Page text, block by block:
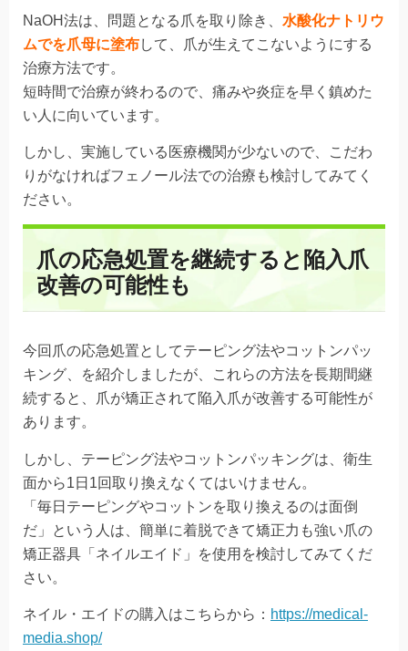
NaOH法は、問題となる爪を取り除き、 水酸化ナトリウ
ムでを爪母に塗布して、爪が生えてこないようにする
治療方法です。
短時間で治療が終わるので、痛みや炎症を早く鎮めた
い人に向いています。
しかし、実施している医療機関が少ないので、こだわ
りがなければフェノール法での治療も検討してみてく
ださい。
爪の応急処置を継続すると陥入爪
改善の可能性も
今回爪の応急処置としてテーピング法やコットンパッ
キング、を紹介しましたが、これらの方法を長期間継
続すると、爪が矯正されて陥入爪が改善する可能性が
あります。
しかし、テーピング法やコットンパッキングは、衛生
面から1日1回取り換えなくてはいけません。
「毎日テーピングやコットンを取り換えるのは面倒
だ」という人は、簡単に着脱できて矯正力も強い爪の
矯正器具「ネイルエイド」を使用を検討してみてくだ
さい。
ネイル・エイドの購入はこちらから： https://medical-
media.shop/